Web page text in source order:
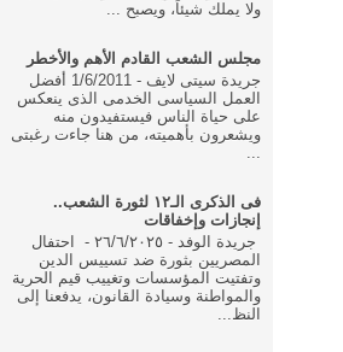
ولا يملك شيئاً، ويصبح ...
مجلس الشعب القادم الأهم والأخطر
جريدة سيتى لايف - 1/6/2011 أفضل
العمل السياسى الخدمى الذى ينعكس
على حياة الناس فيستفيدون منه
ويشعرون بأهميته، من هنا جاءت رغبتى
فى الذكرى الـ١٢ لثورة الشعب..
إنجازات وإخفاقات
جريدة الوفد - ٢٦/٦/٢٠٢٥ - احتفال
المصريين بثورة ضد تسييس الدين
وتفتيت المؤسسات وتغييب قيم الحرية
والمواطنة وسيادة القانون، يدفعنا إلى
النظ...